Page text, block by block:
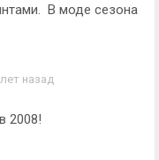
В моде сезона
назад
2008!